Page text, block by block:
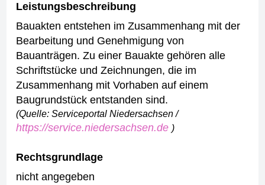
Leistungsbeschreibung
Bauakten entstehen im Zusammenhang mit der
Bearbeitung und Genehmigung von
Bauanträgen. Zu einer Bauakte gehören alle
Schriftstücke und Zeichnungen, die im
Zusammenhang mit Vorhaben auf einem
Baugrundstück entstanden sind.
(Quelle: Serviceportal Niedersachsen /
https://service.niedersachsen.de )
Rechtsgrundlage
nicht angegeben